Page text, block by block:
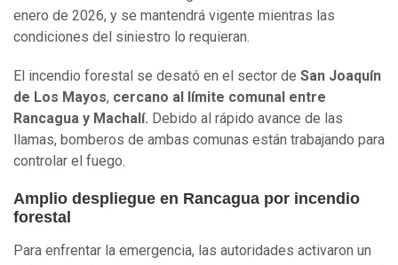
enero de 2026, y se mantendrá vigente mientras las
condiciones del siniestro lo requieran.
El incendio forestal se desató en el sector de San Joaquín
de Los Mayos, cercano al límite comunal entre
Rancagua y Machalí. Debido al rápido avance de las
llamas, bomberos de ambas comunas están trabajando para
controlar el fuego.
Amplio despliegue en Rancagua por incendio
forestal
Para enfrentar la emergencia, las autoridades activaron un